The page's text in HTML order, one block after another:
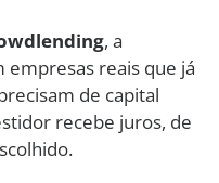
, a
reais que já
de capital
recebe juros, de